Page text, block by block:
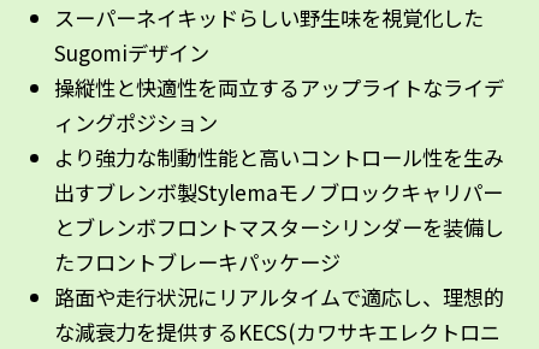
スーパーネイキッドらしい野生味を視覚化した
Sugomiデザイン
操縦性と快適性を両立するアップライトなライデ
ィングポジション
より強力な制動性能と高いコントロール性を生み
出すブレンボ製Stylemaモノブロックキャリパー
とブレンボフロントマスターシリンダーを装備し
たフロントブレーキパッケージ
路面や走行状況にリアルタイムで適応し、理想的
な減衰力を提供するKECS(カワサキエレクトロニ